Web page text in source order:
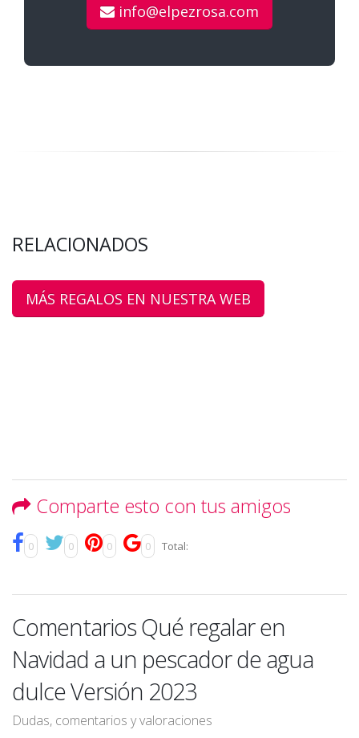
info@elpezrosa.com
RELACIONADOS
MÁS REGALOS EN NUESTRA WEB
Comparte esto con tus amigos
0 0 0 0 Total:
Comentarios Qué regalar en
Navidad a un pescador de agua
dulce Versión 2023
Dudas, comentarios y valoraciones